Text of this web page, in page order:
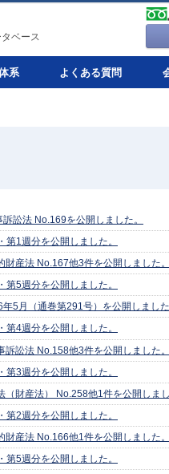
ベース
系 よくある質問
訟法 No.169を公開しました。
1週分を公開しました。
産法 No.167他3件を公開しました。
5週分を公開しました。
5月（通巻第291号）を公開しました
4週分を公開しました。
訟法 No.158他3件を公開しました。
3週分を公開しました。
財産法） No.258他1件を公開しまし
2週分を公開しました。
産法 No.166他1件を公開しました。
5週分を公開しました。